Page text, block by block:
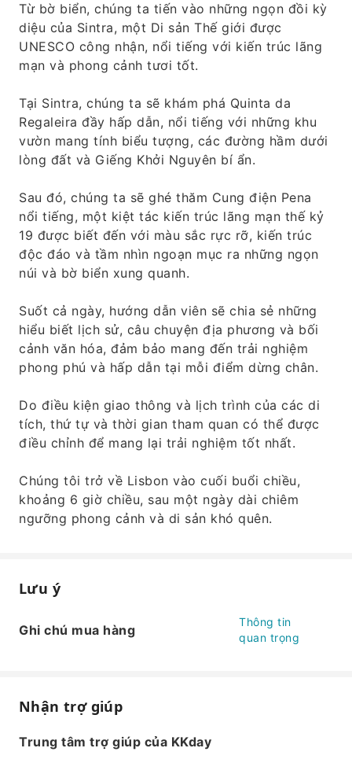
Từ bờ biển, chúng ta tiến vào những ngọn đồi kỳ
diệu của Sintra, một Di sản Thế giới được
UNESCO công nhận, nổi tiếng với kiến ​​trúc lãng
mạn và phong cảnh tươi tốt.
Tại Sintra, chúng ta sẽ khám phá Quinta da
Regaleira đầy hấp dẫn, nổi tiếng với những khu
vườn mang tính biểu tượng, các đường hầm dưới
lòng đất và Giếng Khởi Nguyên bí ẩn.
Sau đó, chúng ta sẽ ghé thăm Cung điện Pena
nổi tiếng, một kiệt tác kiến ​​trúc lãng mạn thế kỷ
19 được biết đến với màu sắc rực rỡ, kiến ​​trúc
độc đáo và tầm nhìn ngoạn mục ra những ngọn
núi và bờ biển xung quanh.
Suốt cả ngày, hướng dẫn viên sẽ chia sẻ những
hiểu biết lịch sử, câu chuyện địa phương và bối
cảnh văn hóa, đảm bảo mang đến trải nghiệm
phong phú và hấp dẫn tại mỗi điểm dừng chân.
Do điều kiện giao thông và lịch trình của các di
tích, thứ tự và thời gian tham quan có thể được
điều chỉnh để mang lại trải nghiệm tốt nhất.
Chúng tôi trở về Lisbon vào cuối buổi chiều,
khoảng 6 giờ chiều, sau một ngày dài chiêm
ngưỡng phong cảnh và di sản khó quên.
Lưu ý
Ghi chú mua hàng
Thông tin
quan trọng
Nhận trợ giúp
Trung tâm trợ giúp của KKday